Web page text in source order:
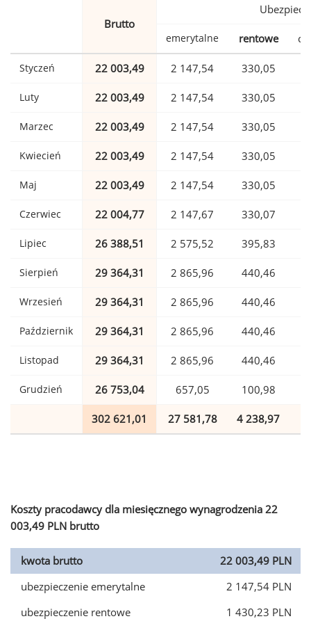
Brutto
emerytalne rentowe
Styczeń 22 003,49 2 147,54 330,05
Luty 22 003,49 2 147,54 330,05
Marzec 22 003,49 2 147,54 330,05
Kwiecień 22 003,49 2 147,54 330,05
Maj 22 003,49 2 147,54 330,05
Czerwiec 22 004,77 2 147,67 330,07
Lipiec 26 388,51 2 575,52 395,83
Sierpień 29 364,31 2 865,96 440,46
Wrzesień 29 364,31 2 865,96 440,46
Październik 29 364,31 2 865,96 440,46
Listopad 29 364,31 2 865,96 440,46
Grudzień 26 753,04 657,05 100,98
302 621,01 27 581,78 4 238,97
Koszty pracodawcy dla miesięcznego wynagrodzenia 22
003,49 PLN brutto
kwota brutto
22 003,49 PLN
ubezpieczenie emerytalne
2 147,54 PLN
ubezpieczenie rentowe
1 430,23 PLN